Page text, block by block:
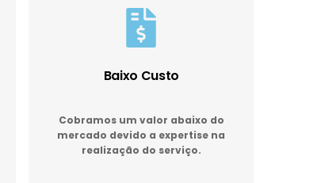
Baixo Custo
Cobramos um valor abaixo do
mercado devido a expertise na
realização do serviço.